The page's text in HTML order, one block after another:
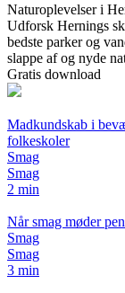
Naturoplevelser i
Udforsk Hernings
bedste parker og
slappe af og nyde
Gratis download
Madkundskab i
folkeskoler
Smag
Smag
2 min
Når smag møder
Smag
Smag
3 min